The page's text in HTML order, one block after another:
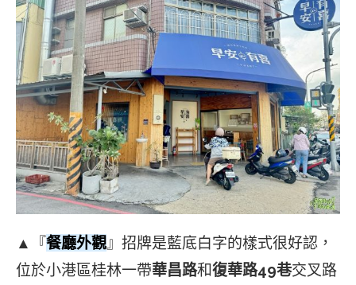
▲『餐廳外觀』招牌是藍底白字的樣式很好認，
位於小港區桂林一帶華昌路和復華路49巷交叉路